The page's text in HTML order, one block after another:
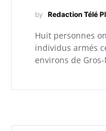
by Redaction Télé
Huit personnes
individus armés
environs de